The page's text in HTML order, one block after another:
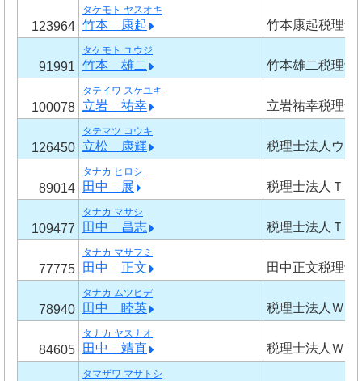
123964
タケモト ヤスオキ
竹本 康起 竹本康起税理士
91991
タケモト ユウジ
竹本 雄二 竹本雄二税理士
100078
タテイワ スケユキ
立岩 祐幸 立岩祐幸税理士
126450
タテマツ コウキ
立松 康輝 税理士法人ウイ
89014
タナカ ヒロシ
田中 展 税理士法人ＴＥ
109477
タナカ マサシ
田中 昌志 税理士法人ＴＥ
77775
タナカ マサフミ
田中 正文 田中正文税理士
78940
タナカ ムツヒデ
田中 睦英 税理士法人Ｗ
84605
タナカ ヤスナオ
田中 靖直 税理士法人ＷＩ
タマザワ マサトシ